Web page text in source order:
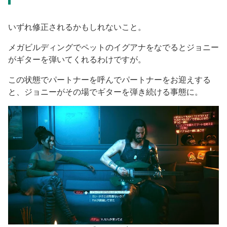
いずれ修正されるかもしれないこと。
メガビルディングでペットのイグアナをなでるとジョニー
がギターを弾いてくれるわけですが。
この状態でパートナーを呼んでパートナーをお迎えする
と、ジョニーがその場でギターを弾き続ける事態に。